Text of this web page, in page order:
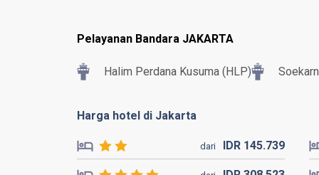
Pelayanan Bandara JAKARTA
Halim Perdana Kusuma (HLP)
Harga hotel di Jakarta
dari IDR 145.739